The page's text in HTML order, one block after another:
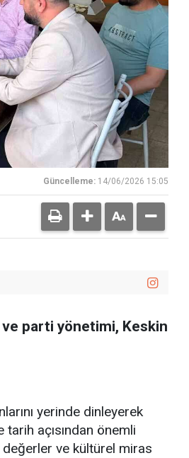
Güncelleme: 14/06/2026 15:05
ve parti yönetimi, Keskin
yerinde dinleyerek
açısından önemli
değerler ve kültürel miras